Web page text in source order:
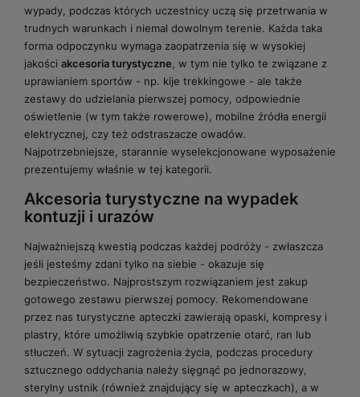
wypady, podczas których uczestnicy uczą się przetrwania w
trudnych warunkach i niemal dowolnym terenie. Każda taka
forma odpoczynku wymaga zaopatrzenia się w wysokiej
jakości akcesoria turystyczne , w tym nie tylko te związane z
uprawianiem sportów - np. kije trekkingowe - ale także
zestawy do udzielania pierwszej pomocy, odpowiednie
oświetlenie (w tym także rowerowe), mobilne źródła energii
elektrycznej, czy też odstraszacze owadów.
Najpotrzebniejsze, starannie wyselekcjonowane wyposażenie
prezentujemy właśnie w tej kategorii.
Akcesoria turystyczne na wypadek
kontuzji i urazów
Najważniejszą kwestią podczas każdej podróży - zwłaszcza
jeśli jesteśmy zdani tylko na siebie - okazuje się
bezpieczeństwo. Najprostszym rozwiązaniem jest zakup
gotowego zestawu pierwszej pomocy. Rekomendowane
przez nas turystyczne apteczki zawierają opaski, kompresy i
plastry, które umożliwią szybkie opatrzenie otarć, ran lub
stłuczeń. W sytuacji zagrożenia życia, podczas procedury
sztucznego oddychania należy sięgnąć po jednorazowy,
sterylny ustnik (również znajdujący się w apteczkach), a w